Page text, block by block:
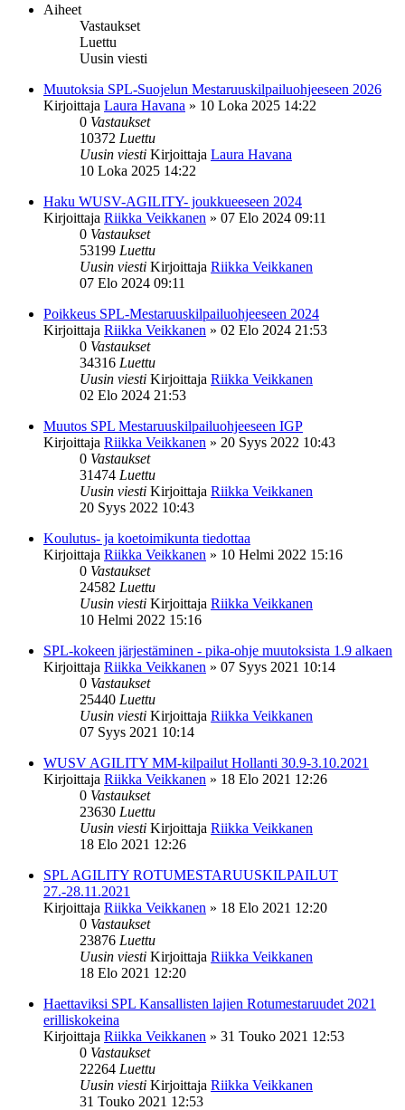
Aiheet
Vastaukset
Luettu
Uusin viesti
Muutoksia SPL-Suojelun Mestaruuskilpailuohjeeseen 2026
Kirjoittaja Laura Havana » 10 Loka 2025 14:22
0 Vastaukset
10372 Luettu
Uusin viesti Kirjoittaja Laura Havana
10 Loka 2025 14:22
Haku WUSV-AGILITY- joukkueeseen 2024
Kirjoittaja Riikka Veikkanen » 07 Elo 2024 09:11
0 Vastaukset
53199 Luettu
Uusin viesti Kirjoittaja Riikka Veikkanen
07 Elo 2024 09:11
Poikkeus SPL-Mestaruuskilpailuohjeeseen 2024
Kirjoittaja Riikka Veikkanen » 02 Elo 2024 21:53
0 Vastaukset
34316 Luettu
Uusin viesti Kirjoittaja Riikka Veikkanen
02 Elo 2024 21:53
Muutos SPL Mestaruuskilpailuohjeeseen IGP
Kirjoittaja Riikka Veikkanen » 20 Syys 2022 10:43
0 Vastaukset
31474 Luettu
Uusin viesti Kirjoittaja Riikka Veikkanen
20 Syys 2022 10:43
Koulutus- ja koetoimikunta tiedottaa
Kirjoittaja Riikka Veikkanen » 10 Helmi 2022 15:16
0 Vastaukset
24582 Luettu
Uusin viesti Kirjoittaja Riikka Veikkanen
10 Helmi 2022 15:16
SPL-kokeen järjestäminen - pika-ohje muutoksista 1.9 alkaen
Kirjoittaja Riikka Veikkanen » 07 Syys 2021 10:14
0 Vastaukset
25440 Luettu
Uusin viesti Kirjoittaja Riikka Veikkanen
07 Syys 2021 10:14
WUSV AGILITY MM-kilpailut Hollanti 30.9-3.10.2021
Kirjoittaja Riikka Veikkanen » 18 Elo 2021 12:26
0 Vastaukset
23630 Luettu
Uusin viesti Kirjoittaja Riikka Veikkanen
18 Elo 2021 12:26
SPL AGILITY ROTUMESTARUUSKILPAILUT
27.-28.11.2021
Kirjoittaja Riikka Veikkanen » 18 Elo 2021 12:20
0 Vastaukset
23876 Luettu
Uusin viesti Kirjoittaja Riikka Veikkanen
18 Elo 2021 12:20
Haettaviksi SPL Kansallisten lajien Rotumestaruudet 2021
erilliskokeina
Kirjoittaja Riikka Veikkanen » 31 Touko 2021 12:53
0 Vastaukset
22264 Luettu
Uusin viesti Kirjoittaja Riikka Veikkanen
31 Touko 2021 12:53